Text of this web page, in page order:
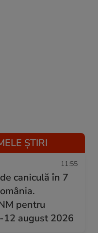
ȘTIRI
11:55
caniculă în 7
pentru
12 august 2026